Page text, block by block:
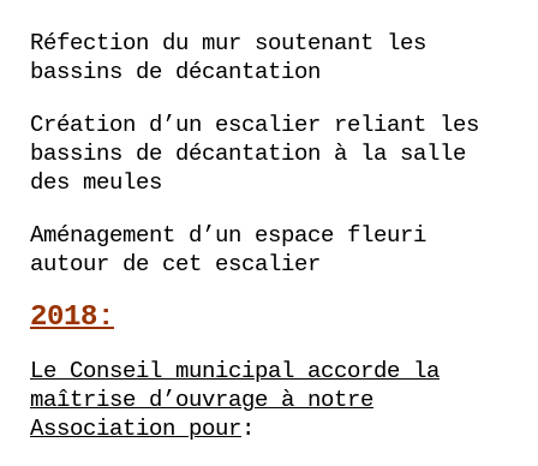
Réfection du mur soutenant les
bassins de décantation
Création d’un escalier reliant les
bassins de décantation à la salle
des meules
Aménagement d’un espace fleuri
autour de cet escalier
2018:
Le Conseil municipal accorde la
maîtrise d’ouvrage à notre
Association pour :